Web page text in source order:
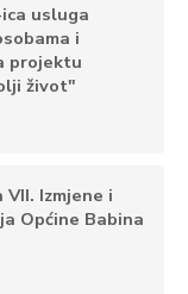
usluga
i
projektu
život"
Izmjene i
Općine Babina